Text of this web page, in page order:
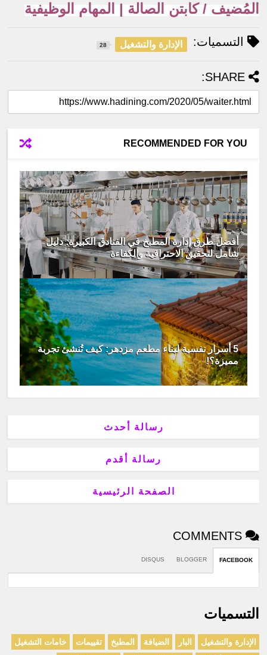
المُضيف / كابتن الصالة | المهام الوظيفية
التسميات: الإدارة والتشغيل 28
SHARE:
RECOMMENDED FOR YOU
أفضل طرق إدارة المطبخ في الفنادق الكبيرة: دليل
شامل لتحقيق الاحترافية والكفاءة
5 أسرار نفسية لبناء مطعم مزدهر: كيف تُنشئ تجربة
مميزة؟!
رسالة أحدث
رسالة أقدم
الصفحة الرئيسية
COMMENTS
FACEBOOK
BLOGGER
DISQUS
التسميات
الإدارة والتشغيل البار الضيافة المطبخ تقييمات
خامات التشغيل